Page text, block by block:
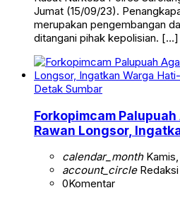
Jumat (15/09/23).
merupakan pengembangan
ditangani pihak kepolisian. […]
Detak Sumbar
Forkopimcam
Rawan Longsor,
calendar_monthKamis,
account_circleRedaksi
0Komentar